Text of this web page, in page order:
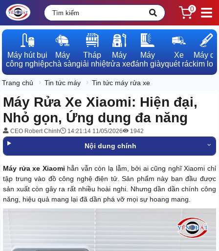
0
Máy hút bụi
công nghiệp
Máy
chà sàn
Tháp
giải nhiệt
Máy
rửa xe
Máy
đánh giày
Xe
quét rác
Máy dò
kim loại
Trang chủ Tin tức máy Tin tức máy rửa xe
Máy Rửa Xe Xiaomi: Hiện đại,
Nhỏ gọn, Ứng dụng đa năng
CEO Robert Chinh 14:21:14 11/05/2026 1942
Nội dung chính
Máy rửa xe Xiaomi hẳn vẫn còn lạ lẫm, bởi ai cũng nghĩ Xiaomi chỉ
tập trung vào đồ công nghệ điện tử. Sản phẩm này ban đầu được
sản xuất còn gây ra rất nhiều hoài nghi. Nhưng dần dần chính công
năng, hiệu quả mang lại đã dần phá vỡ mọi sự hoang mang.